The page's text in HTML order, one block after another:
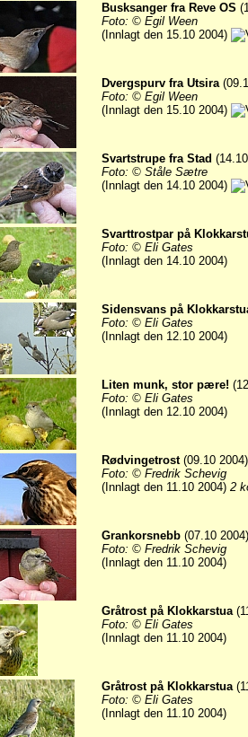
Busksanger fra Reve OS
Foto: © Egil Ween
(Innlagt den 15.10 2004)
Dvergspurv fra Utsira
Foto: © Egil Ween
(Innlagt den 15.10 2004)
Svartstrupe fra Stad
Foto: © Ståle Sætre
(Innlagt den 14.10 2004)
Svarttrostpar på
Foto: © Eli Gates
(Innlagt den 14.10 2004)
Sidensvans på
Foto: © Eli Gates
(Innlagt den 12.10 2004)
Liten munk, stor pære!
Foto: © Eli Gates
(Innlagt den 12.10 2004)
Rødvingetrost(09.10 2004)
Foto: © Fredrik Schevig
(Innlagt den 11.10 2004) 2
Grankorsnebb (07.10 2004)
Foto: © Fredrik Schevig
(Innlagt den 11.10 2004)
Gråtrost på Klokkarstua
Foto: © Eli Gates
(Innlagt den 11.10 2004)
Gråtrost på Klokkarstua
Foto: © Eli Gates
(Innlagt den 11.10 2004)